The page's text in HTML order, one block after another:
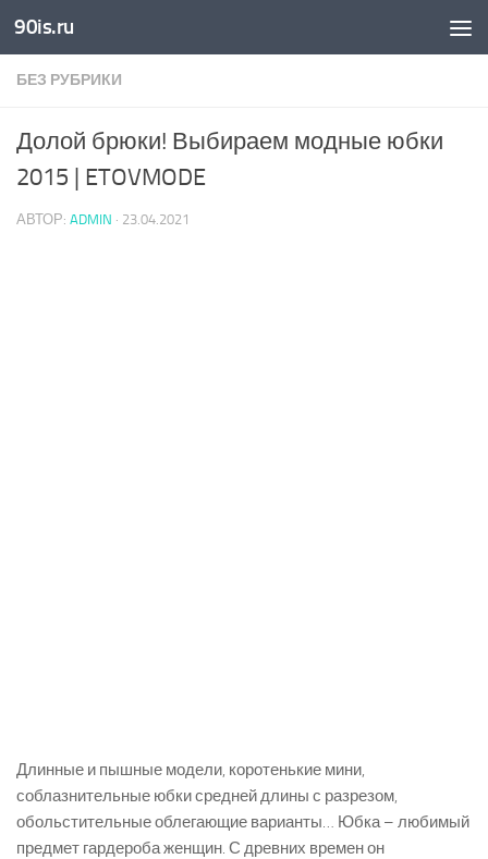
Skip to content
90is.ru
БЕЗ РУБРИКИ
Долой брюки! Выбираем модные юбки
2015 | ETOVMODE
АВТОР: ADMIN · 23.04.2021
Длинные и пышные модели, коротенькие мини,
соблазнительные юбки средней длины с разрезом,
обольстительные облегающие варианты… Юбка – любимый
предмет гардероба женщин. С древних времен он